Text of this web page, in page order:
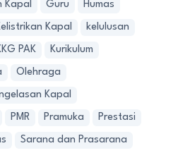
Kapal Guru Humas
Kapal kelulusan
PAK Kurikulum
Olehraga
Kapal
PMR Pramuka Prestasi
Sarana dan Prasarana